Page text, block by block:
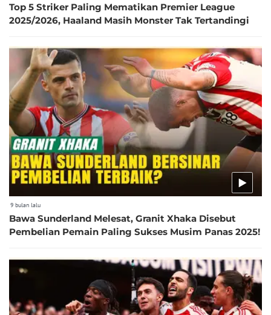
Top 5 Striker Paling Mematikan Premier League
2025/2026, Haaland Masih Monster Tak Tertandingi
9 bulan lalu
Bawa Sunderland Melesat, Granit Xhaka Disebut
Pembelian Pemain Paling Sukses Musim Panas 2025!